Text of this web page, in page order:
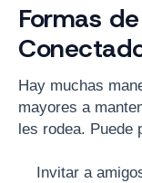
Formas
Hay muchas
mayores a
les rodea. Puede
Invitar a